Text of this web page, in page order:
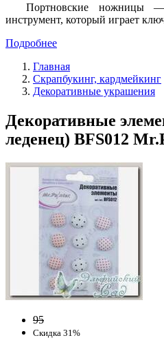
Портновские ножницы —
инструмент, который играет
Подробнее
Главная
Скрапбукинг, кардмейкинг
Декоративные украшения
Декоративные
леденец) BFS012
95
Скидка 31%